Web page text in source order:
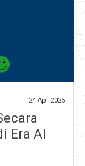
24 Apr 2025
Era AI